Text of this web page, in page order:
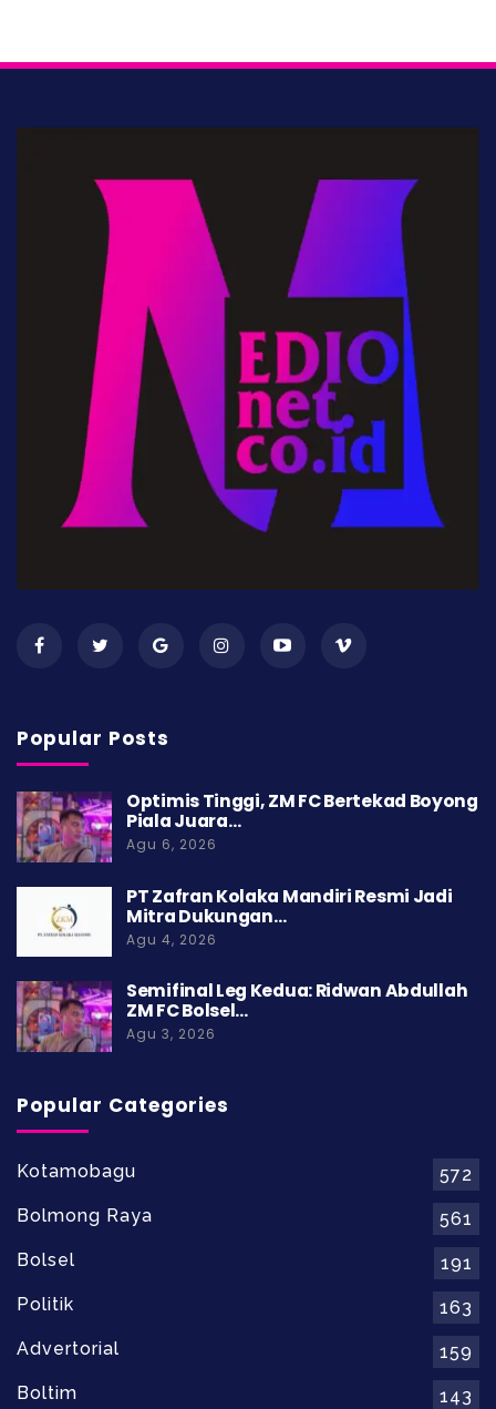
Popular Posts
Optimis Tinggi, ZM FC Bertekad Boyong
Piala Juara…
Agu 6, 2026
PT Zafran Kolaka Mandiri Resmi Jadi
Mitra Dukungan…
Agu 4, 2026
Semifinal Leg Kedua: Ridwan Abdullah
ZM FC Bolsel…
Agu 3, 2026
Popular Categories
Kotamobagu
572
Bolmong Raya
561
Bolsel
191
Politik
163
Advertorial
159
Boltim
143